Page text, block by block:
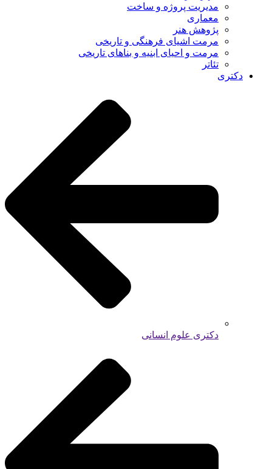
مدیریت پروژه و ساخت
معماری
پژوهش هنر
مرمت اشیای فرهنگی و تاریخی
مرمت و احیای ابنیه و بناهای تاریخی
تئاتر
دکتری
دکتری علوم انسانی